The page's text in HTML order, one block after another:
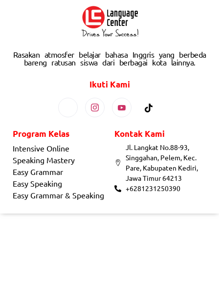
Rasakan atmosfer belajar bahasa Inggris yang berbeda
bareng ratusan siswa dari berbagai kota lainnya.
Ikuti Kami
Program Kelas
Intensive Online
Speaking Mastery
Easy Grammar
Easy Speaking
Easy Grammar & Speaking
Kontak Kami
Jl. Langkat No.88-93,
Singgahan, Pelem, Kec.
Pare, Kabupaten Kediri,
Jawa Timur 64213
+6281231250390